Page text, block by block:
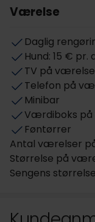
Værelse
Daglig
Hund: 15 € pr.
TV på
Telefon på
Minibar
Værdiboks
Føntørrer
Antal værelser
Størrelse på
Sengens